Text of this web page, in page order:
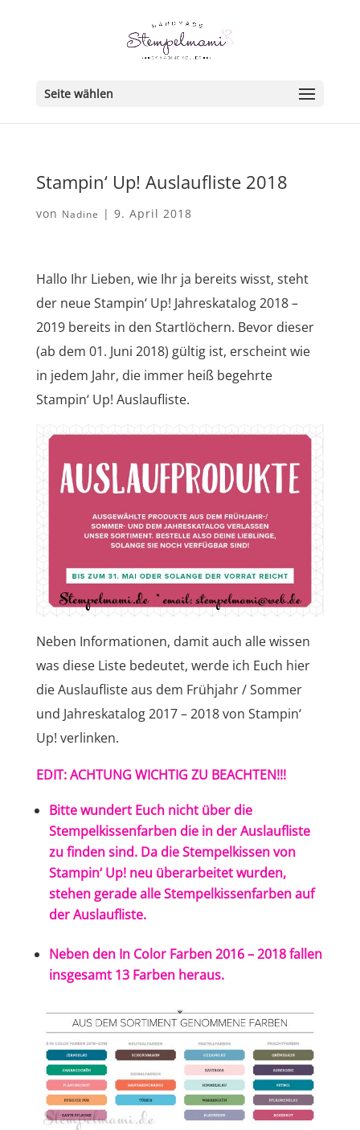
Seite wählen
Stampin‘ Up! Auslaufliste 2018
von Nadine | 9. April 2018
Hallo Ihr Lieben, wie Ihr ja bereits wisst, steht
der neue Stampin‘ Up! Jahreskatalog 2018 –
2019 bereits in den Startlöchern. Bevor dieser
(ab dem 01. Juni 2018) gültig ist, erscheint wie
in jedem Jahr, die immer heiß begehrte
Stampin‘ Up! Auslaufliste.
Neben Informationen, damit auch alle wissen
was diese Liste bedeutet, werde ich Euch hier
die Auslaufliste aus dem Frühjahr / Sommer
und Jahreskatalog 2017 – 2018 von Stampin‘
Up! verlinken.
EDIT: ACHTUNG WICHTIG ZU BEACHTEN!!!
Bitte wundert Euch nicht über die
Stempelkissenfarben die in der Auslaufliste
zu finden sind. Da die Stempelkissen von
Stampin‘ Up! neu überarbeitet wurden,
stehen gerade alle Stempelkissenfarben auf
der Auslaufliste.
Neben den In Color Farben 2016 – 2018 fallen
insgesamt 13 Farben heraus.